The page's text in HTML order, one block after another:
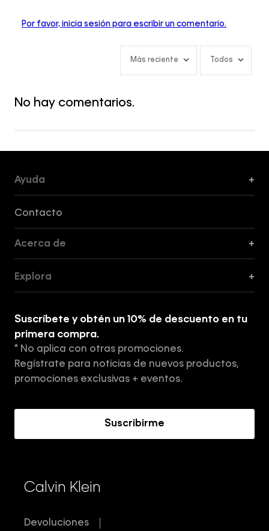
Por favor, inicia sesión para escribir un comentario.
Más reciente Todos
No hay comentarios.
Ayuda +
Contacto
Acerca de +
Tiendas
Aviso de privacidad
Términos y Condiciones
Explora +
Suscríbete y obtén un 10% de descuento en tu
primera compra.
* No aplica con otras promociones.
Regístrate para noticias de nuevos productos,
promociones exclusivas + eventos.
Suscribirme
Calvin Klein
Devoluciones